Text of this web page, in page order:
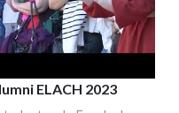
ELACH 2023